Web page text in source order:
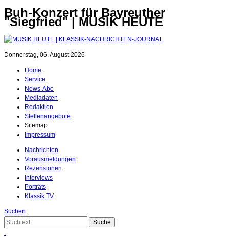
Buh-Konzert für Bayreuther
"Siegfried" | MUSIK HEUTE
Donnerstag, 06. August 2026
Home
Service
News-Abo
Mediadaten
Redaktion
Stellenangebote
Sitemap
Impressum
Nachrichten
Vorausmeldungen
Rezensionen
Interviews
Porträts
Klassik.TV
Suchen